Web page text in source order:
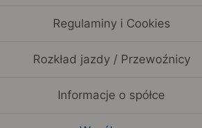
Regulaminy i Cookies
Rozkład jazdy / Przewoźnicy
Informacje o spółce